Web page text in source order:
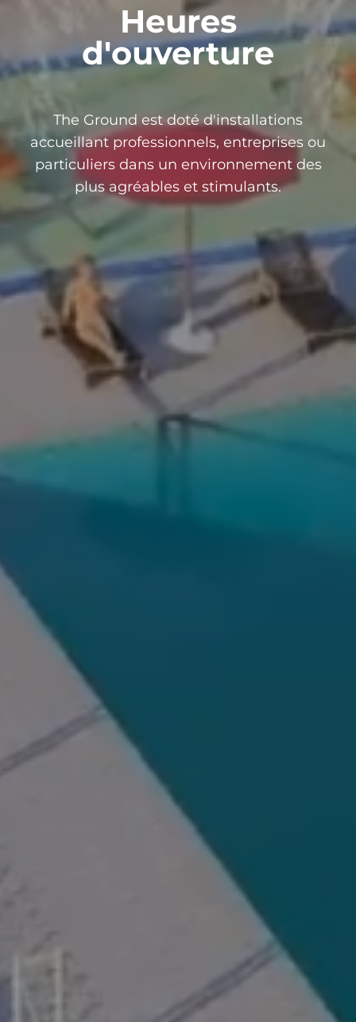
Heures
d'ouverture
The Ground est doté d'installations
accueillant professionnels, entreprises ou
particuliers dans un environnement des
plus agréables et stimulants.